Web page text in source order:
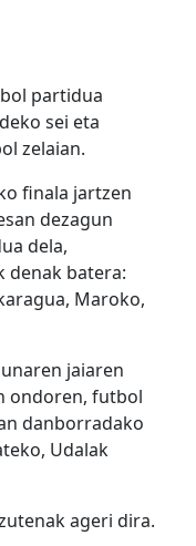
partidua
sei eta
zelaian.
finala jartzen
dezagun
dela,
denak batera:
Maroko,
jaiaren
ondoren, futbol
danborradako
Udalak
ageri dira.